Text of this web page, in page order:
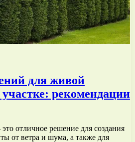
для живой
участке: рекомендации
отличное решение для создания
от ветра и шума, а также для